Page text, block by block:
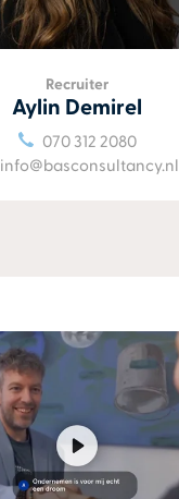
Recruiter
Aylin Demirel
070 312 2080
info@basconsultancy.nl